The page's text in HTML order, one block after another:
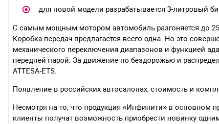
для новой модели разрабатывается 3-литровый
С самым мощным мотором автомобиль разгоняется до
Коробка передач предлагается всего одна. Но это
механического переключения диапазонов и функцией
передней парой. За движение по бездорожью и
ATTESA-ETS.
Появление в российских автосалонах, стоимость и
Несмотря на то, что продукция «Инфинити» в основном
клиенты получат возможность приобрести новинку